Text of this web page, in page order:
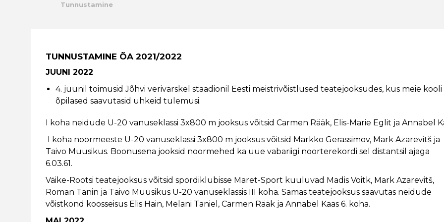
Tunnustamine
TUNNUSTAMINE ÕA 2021/2022
JUUNI 2022
4. juunil toimusid Jõhvi verivärskel staadionil Eesti meistrivõistlused teatejooksudes, kus meie kooli
õpilased saavutasid uhkeid tulemusi.
I koha neidude U-20 vanuseklassi 3x800 m jooksus võitsid Carmen Rääk, Elis-Marie Eglit ja Annabel
I koha noormeeste U-20 vanuseklassi 3x800 m jooksus võitsid Markko Gerassimov, Mark Azarevitš ja
Taivo Muusikus. Boonusena jooksid noormehed ka uue vabariigi noorterekordi sel distantsil ajaga
6.03.61.
Väike-Rootsi teatejooksus võitsid spordiklubisse Maret-Sport kuuluvad Madis Voitk, Mark Azarevitš,
Roman Tanin ja Taivo Muusikus U-20 vanuseklassis III koha. Samas teatejooksus saavutas neidude
võistkond koosseisus Elis Hain, Melani Taniel, Carmen Rääk ja Annabel Kaas 6. koha.
Tule tööle
Järelvalve